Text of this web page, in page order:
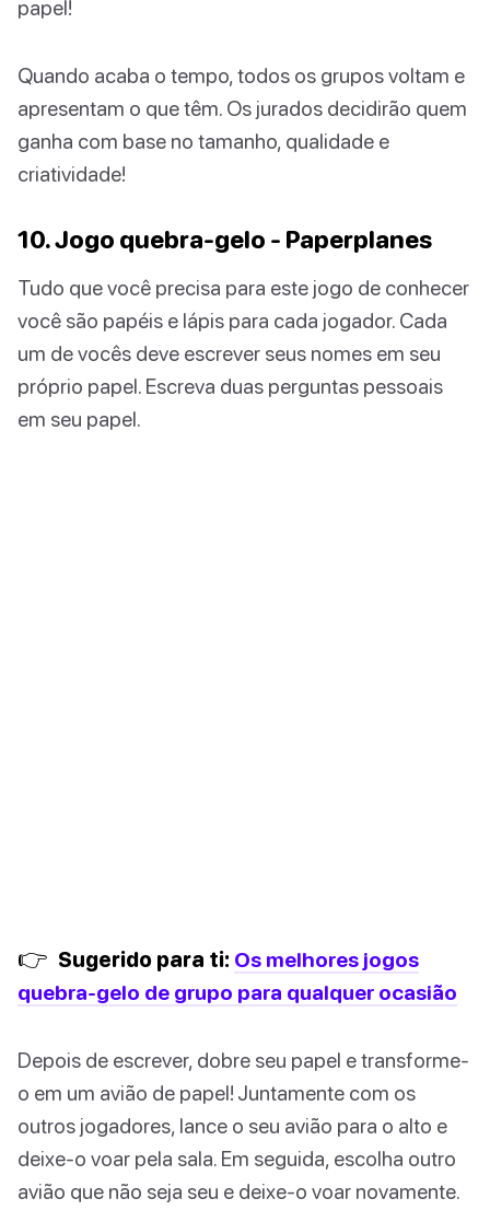
papel!
Quando acaba o tempo, todos os grupos voltam e
apresentam o que têm. Os jurados decidirão quem
ganha com base no tamanho, qualidade e
criatividade!
10. Jogo quebra-gelo - Paperplanes
Tudo que você precisa para este jogo de conhecer
você são papéis e lápis para cada jogador. Cada
um de vocês deve escrever seus nomes em seu
próprio papel. Escreva duas perguntas pessoais
em seu papel.
👉 Sugerido para ti: Os melhores jogos
quebra-gelo de grupo para qualquer ocasião
Depois de escrever, dobre seu papel e transforme-
o em um avião de papel! Juntamente com os
outros jogadores, lance o seu avião para o alto e
deixe-o voar pela sala. Em seguida, escolha outro
avião que não seja seu e deixe-o voar novamente.